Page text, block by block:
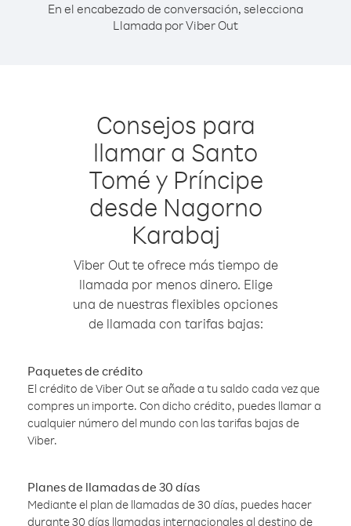
En el encabezado de conversación, selecciona
Llamada por Viber Out
Consejos para
llamar a Santo
Tomé y Príncipe
desde Nagorno
Karabaj
Viber Out te ofrece más tiempo de
llamada por menos dinero. Elige
una de nuestras flexibles opciones
de llamada con tarifas bajas:
Paquetes de crédito
El crédito de Viber Out se añade a tu saldo cada vez que
compres un importe. Con dicho crédito, puedes llamar a
cualquier número del mundo con las tarifas bajas de
Viber.
Planes de llamadas de 30 días
Mediante el plan de llamadas de 30 días, puedes hacer
durante 30 días llamadas internacionales al destino de